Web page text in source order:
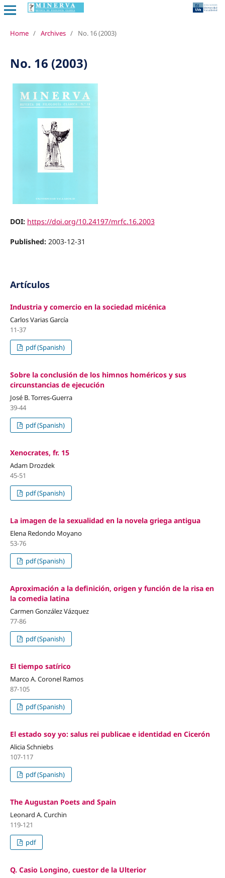
Home / Archives / No. 16 (2003)
No. 16 (2003)
DOI: https://doi.org/10.24197/mrfc.16.2003
Published: 2003-12-31
Artículos
Industria y comercio en la sociedad micénica
Carlos Varias García
11-37
pdf (Spanish)
Sobre la conclusión de los himnos homéricos y sus
circunstancias de ejecución
José B. Torres-Guerra
39-44
pdf (Spanish)
Xenocrates, fr. 15
Adam Drozdek
45-51
pdf (Spanish)
La imagen de la sexualidad en la novela griega antigua
Elena Redondo Moyano
53-76
pdf (Spanish)
Aproximación a la definición, origen y función de la risa en
la comedia latina
Carmen González Vázquez
77-86
pdf (Spanish)
El tiempo satírico
Marco A. Coronel Ramos
87-105
pdf (Spanish)
El estado soy yo: salus rei publicae e identidad en Cicerón
Alicia Schniebs
107-117
pdf (Spanish)
The Augustan Poets and Spain
Leonard A. Curchin
119-121
pdf
Q. Casio Longino, cuestor de la Ulterior